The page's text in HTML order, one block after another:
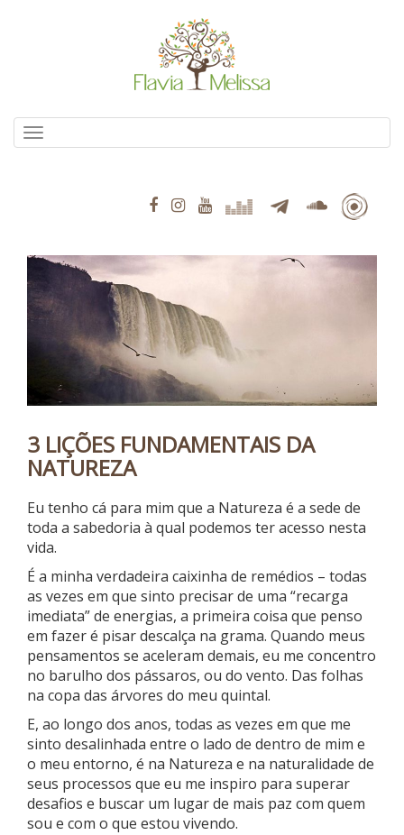
3 LIÇÕES FUNDAMENTAIS DA
NATUREZA
Eu tenho cá para mim que a Natureza é a sede de
toda a sabedoria à qual podemos ter acesso nesta
vida.
É a minha verdadeira caixinha de remédios – todas
as vezes em que sinto precisarde uma “recarga
imediata” de energias, a primeira coisa que penso
em fazer é pisar descalça na grama. Quando meus
pensamentos se aceleram demais, eu me concentro
no barulho dos pássaros, ou do vento. Das folhas
na copa das árvores do meu quintal.
E, ao longo dos anos, todas as vezes em que me
sinto desalinhada entre o lado de dentro de mim e
o meu entorno, é na Natureza e na naturalidade de
seus processos que eu me inspiro para superar
desafios e buscar um lugar de mais paz com quem
sou e com o que estou vivendo.